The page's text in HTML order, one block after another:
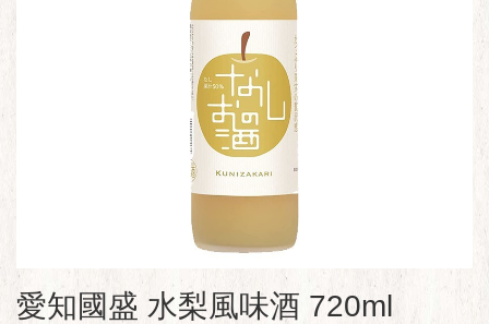
愛知國盛 水梨風味酒 720ml